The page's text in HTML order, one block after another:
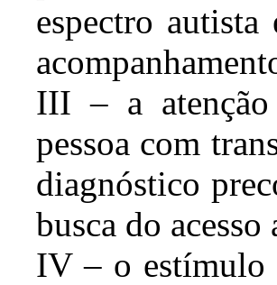
espectro
III – a atenção
pessoa com
diagnóstico
busca do
IV – o estímulo